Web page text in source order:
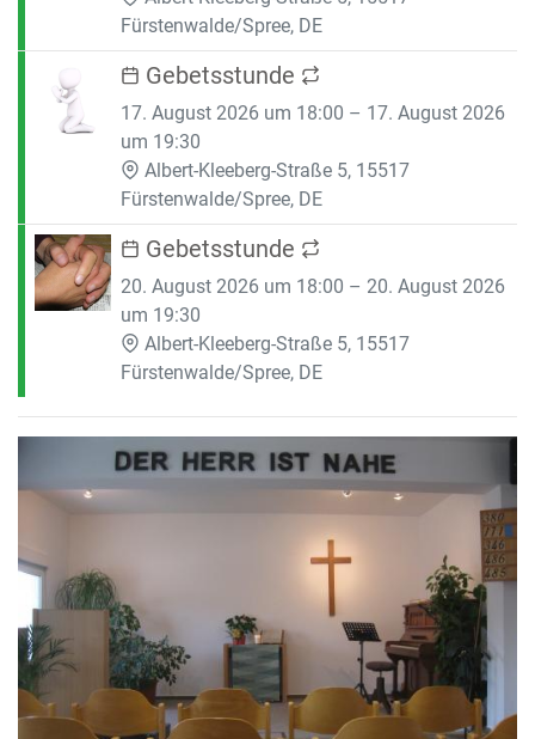
Fürstenwalde/Spree, DE
Gebetsstunde
17. August 2026 um 18:00 – 17. August 2026
um 19:30
Albert-Kleeberg-Straße 5, 15517
Fürstenwalde/Spree, DE
Gebetsstunde
20. August 2026 um 18:00 – 20. August 2026
um 19:30
Albert-Kleeberg-Straße 5, 15517
Fürstenwalde/Spree, DE